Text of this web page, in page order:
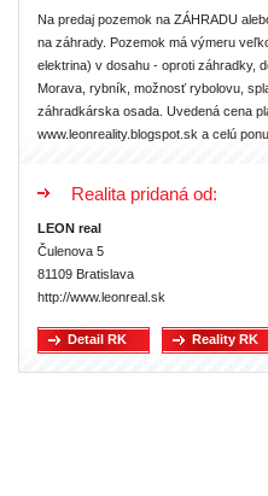
Na predaj pozemok na ZÁHRADU
na záhrady. Pozemok má výmeru
elektrina) v dosahu - oproti záhradky,
Morava, rybník, možnosť rybolovu,
záhradkárska osada. Uvedená cena
www.leonreality.blogspot.sk a celú
Realita pridaná od:
LEON real
Čulenova 5
81109 Bratislava
http://www.leonreal.sk
Detail RK Reality RK